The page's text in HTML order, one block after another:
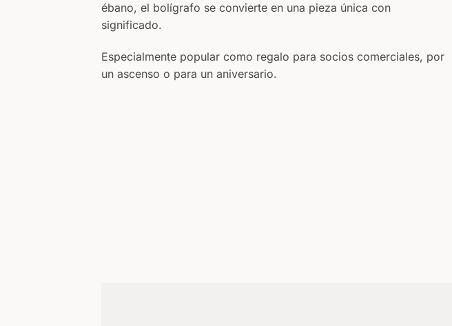
ébano, el bolígrafo se convierte en una pieza única con
significado.
Especialmente popular como regalo para socios comerciales, por
un ascenso o para un aniversario.